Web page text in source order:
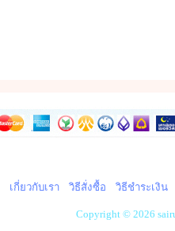
เกี่ยวกับเรา วิธีสั่งซื้อ วิธีชำระเงิน
Copyright © 2026